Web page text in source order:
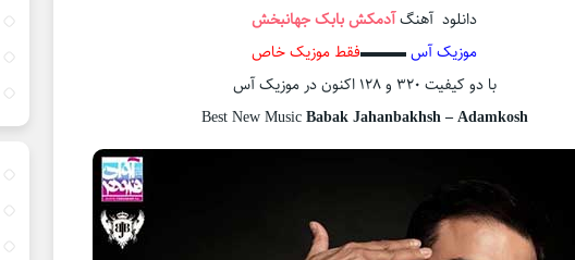
دانلود آهنگآدمکشبابک جهانبخش
موزیک آس▬▬▬فقط موزیک خاص
با دو کیفیت ۳۲۰ و ۱۲۸ اکنون در موزیک آس
Best New MusicBabak Jahanbakhsh – Adamkosh